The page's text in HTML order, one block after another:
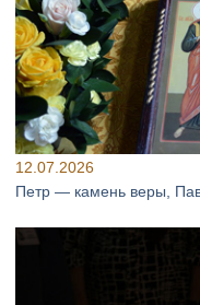
12.07.2026
Петр — камень веры,